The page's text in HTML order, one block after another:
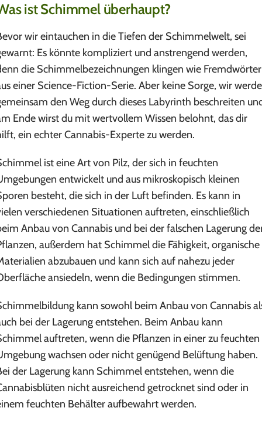
ist Schimmel überhaupt?
wir eintauchen in die Tiefen der Schimmelwelt, sei
Es könnte kompliziert und anstrengend werden,
die Schimmelbezeichnungen klingen wie Fremdwörter
einer Science-Fiction-Serie. Aber keine Sorge, wir
den Weg durch dieses Labyrinth beschreiten
Ende wirst du mit wertvollem Wissen belohnt, das dir
ein echter Cannabis-Experte zu werden.
ist eine Art von Pilz, der sich in feuchten
entwickelt und aus mikroskopisch kleinen
besteht, die sich in der Luft befinden. Es kann in
verschiedenen Situationen auftreten, einschließlich
Anbau von Cannabis und bei der falschen Lagerung
außerdem hat Schimmel die Fähigkeit, organische
abzubauen und kann sich auf nahezu jeder
ansiedeln, wenn die Bedingungen stimmen.
kann sowohl beim Anbau von Cannabis
bei der Lagerung entstehen. Beim Anbau kann
auftreten, wenn die Pflanzen in einer zu feuchten
wachsen oder nicht genügend Belüftung haben.
der Lagerung kann Schimmel entstehen, wenn die
nicht ausreichend getrocknet sind oder in
feuchten Behälter aufbewahrt werden.